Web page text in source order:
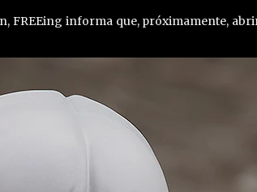
FREEing informa que, próximamente,